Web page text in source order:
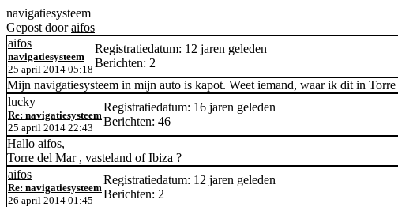
navigatiesysteem
Gepost dooraifos
aifos
navigatiesysteem
25 april 2014 05:18
Registratiedatum: 12 jaren geleden
Berichten: 2
Mijn navigatiesysteem in mijn auto is kapot. Weet iemand, waar ik dit in
lucky
Re: navigatiesysteem
25 april 2014 22:43
Registratiedatum: 16 jaren geleden
Berichten: 46
Hallo aifos,
Torre del Mar , vasteland of Ibiza ?
aifos
Re: navigatiesysteem
26 april 2014 01:45
Registratiedatum: 12 jaren geleden
Berichten: 2